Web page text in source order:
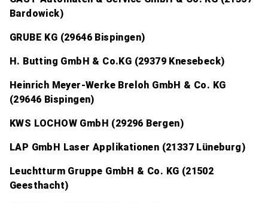
Bardowick)
GRUBE KG (29646 Bispingen)
H. Butting GmbH & Co.KG (29379 Knesebeck)
Heinrich Meyer-Werke Breloh GmbH & Co. KG
(29646 Bispingen)
KWS LOCHOW GmbH (29296 Bergen)
LAP GmbH Laser Applikationen (21337 Lüneburg)
Leuchtturm Gruppe GmbH & Co. KG (21502
Geesthacht)